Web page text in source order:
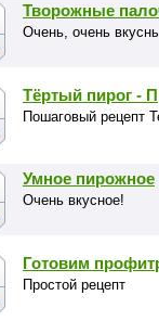
Творожные
Очень, очень
Тёртый пирог -
Пошаговый рецепт
Умное пирожное
Очень вкусное!
Готовим
Простой рецепт